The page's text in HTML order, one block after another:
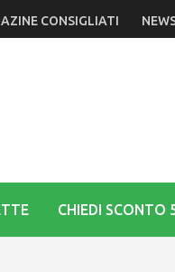
CONSIGLIATI
CHIEDI SCONTO